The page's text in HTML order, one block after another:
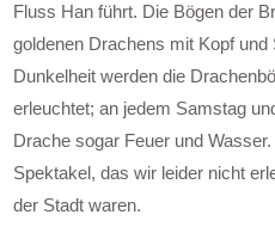
Fluss Han führt. Die Bögen der
goldenen Drachens mit Kopf
Dunkelheit werden die
erleuchtet; an jedem Samstag
Drache sogar Feuer und
Spektakel, das wir leider nicht
der Stadt waren.